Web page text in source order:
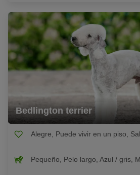
Bedlington terrier
Alegre, Puede vivir en un piso,
Pequeño, Pelo largo, Azul / gris,